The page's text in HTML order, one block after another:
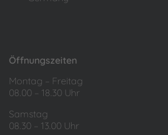
Öffnungszeiten
Montag – Freitag
08.00 – 18.30 Uhr
Samstag
08.30 – 13.00 Uhr